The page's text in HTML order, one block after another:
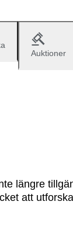
Auktioner
längre
att utforska